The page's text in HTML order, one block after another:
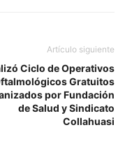
Artículo siguiente
Ciclo de Operativos
Gratuitos
por Fundación
de Salud y Sindicato
Collahuasi